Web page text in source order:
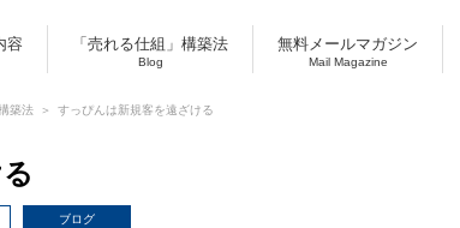
容 「売れる仕組」構築法
Blog
無料メールマガジン
Mail Magazine
築法 すっぴんは新規客を遠ざける
ブログ